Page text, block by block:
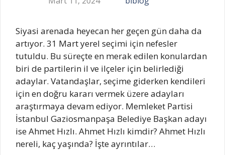
Siyasi arenada heyecan her geçen gün daha da
artıyor. 31 Mart yerel seçimi için nefesler
tutuldu. Bu süreçte en merak edilen konulardan
biri de partilerin il ve ilçeler için belirlediği
adaylar. Vatandaşlar, seçime giderken kendileri
için en doğru kararı vermek üzere adayları
araştırmaya devam ediyor. Memleket Partisi
İstanbul Gaziosmanpaşa Belediye Başkan adayı
ise Ahmet Hızlı. Ahmet Hızlı kimdir? Ahmet Hızlı
nereli, kaç yaşında? İşte ayrıntılar…